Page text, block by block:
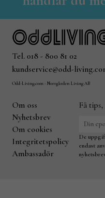
Tel. 018 - 800 81 02
kundservice@odd-
Odd-Living.com - Norrgården Living AB
Om oss
Nyhetsbrev
Om cookies
Integritetspolicy
Ambassadör
Få
De
endast